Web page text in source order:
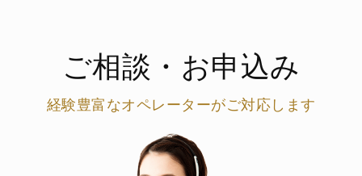
ご相談・お申込み
経験豊富なオペレーターがご対応します